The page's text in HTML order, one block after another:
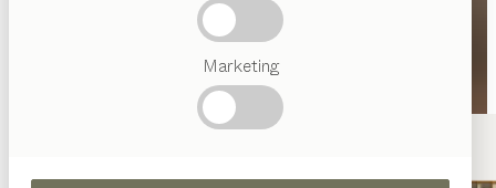
Marketing